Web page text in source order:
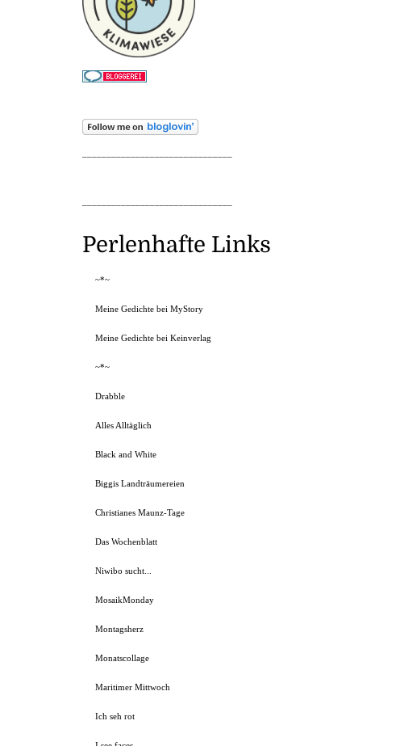
Perlenhafte Links
~*~
Meine Gedichte bei MyStory
Meine Gedichte bei Keinverlag
~*~
Drabble
Alles Alltäglich
Black and White
Biggis Landträumereien
Christianes Maunz-Tage
Das Wochenblatt
Niwibo sucht...
MosaikMonday
Montagsherz
Monatscollage
Maritimer Mittwoch
Ich seh rot